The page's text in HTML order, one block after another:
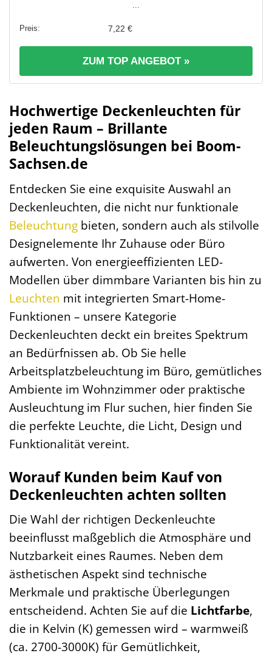
...
7,22 €
ZUM TOP ANGEBOT »
Hochwertige Deckenleuchten für
jeden Raum – Brillante
Beleuchtungslösungen bei Boom-
Sachsen.de
Entdecken Sie eine exquisite Auswahl an
Deckenleuchten, die nicht nur funktionale
Beleuchtung bieten, sondern auch als stilvolle
Designelemente Ihr Zuhause oder Büro
aufwerten. Von energieeffizienten LED-
Modellen über dimmbare Varianten bis hin zu
Leuchten mit integrierten Smart-Home-
Funktionen – unsere Kategorie
Deckenleuchten deckt ein breites Spektrum
an Bedürfnissen ab. Ob Sie helle
Arbeitsplatzbeleuchtung im Büro, gemütliches
Ambiente im Wohnzimmer oder praktische
Ausleuchtung im Flur suchen, hier finden Sie
die perfekte Leuchte, die Licht, Design und
Funktionalität vereint.
Worauf Kunden beim Kauf von
Deckenleuchten achten sollten
Die Wahl der richtigen Deckenleuchte
beeinflusst maßgeblich die Atmosphäre und
Nutzbarkeit eines Raumes. Neben dem
ästhetischen Aspekt sind technische
Merkmale und praktische Überlegungen
entscheidend. Achten Sie auf die Lichtfarbe,
die in Kelvin (K) gemessen wird – warmweiß
(ca. 2700-3000K) für Gemütlichkeit,